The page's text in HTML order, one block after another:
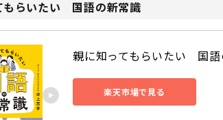
もらいたい 国語の新常識
親に知ってもらいたい　国
楽天市場で見る